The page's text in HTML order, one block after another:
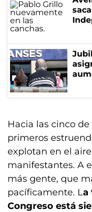
Hacia las cinco
primeros
explotan en el
manifestantes. A
más gente, que
pacíficamente. La
Congreso está